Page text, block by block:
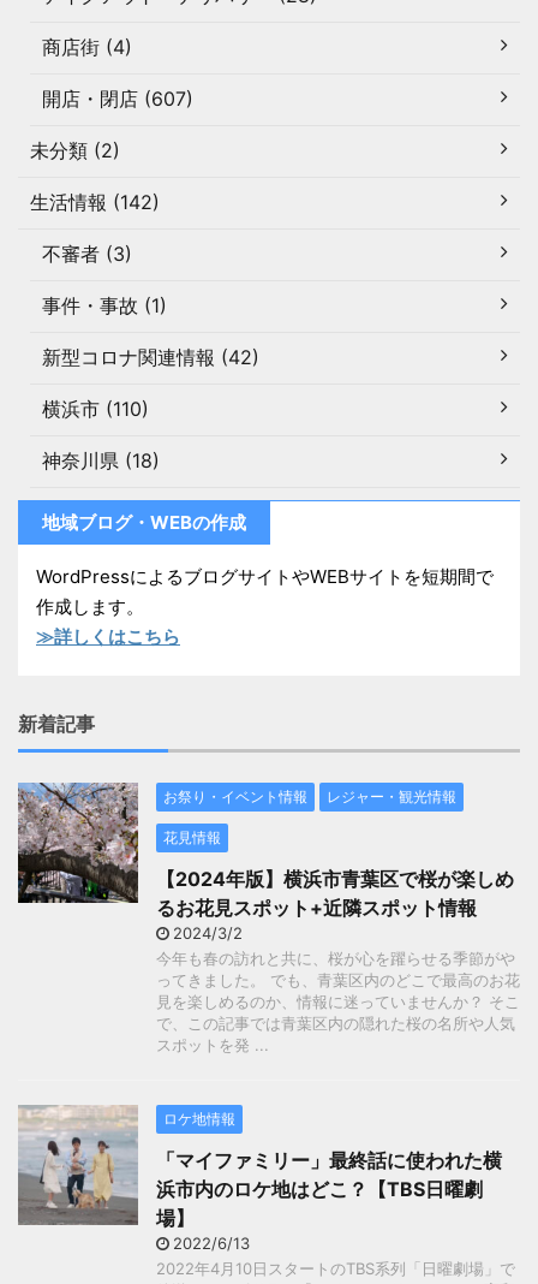
商店街 (4)
開店・閉店 (607)
未分類 (2)
生活情報 (142)
不審者 (3)
事件・事故 (1)
新型コロナ関連情報 (42)
横浜市 (110)
神奈川県 (18)
地域ブログ・WEBの作成
WordPressによるブログサイトやWEBサイトを短期間で
作成します。
≫詳しくはこちら
新着記事
お祭り・イベント情報 レジャー・観光情報
花見情報
【2024年版】横浜市青葉区で桜が楽しめ
るお花見スポット+近隣スポット情報
2024/3/2
今年も春の訪れと共に、桜が心を躍らせる季節がや
ってきました。 でも、青葉区内のどこで最高のお花
見を楽しめるのか、情報に迷っていませんか？ そこ
で、この記事では青葉区内の隠れた桜の名所や人気
スポットを発 ...
ロケ地情報
「マイファミリー」最終話に使われた横
浜市内のロケ地はどこ？【TBS日曜劇
場】
2022/6/13
2022年4月10日スタートのTBS系列「日曜劇場」で